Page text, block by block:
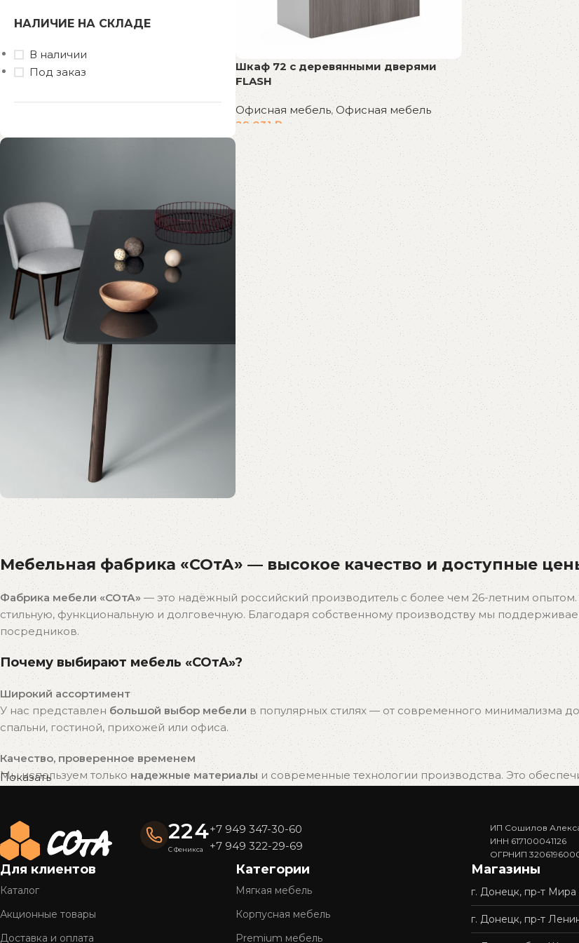
НАЛИЧИЕ НА СКЛАДЕ
В наличии
Под заказ
Распродажа
бестселлеров
Скидки на популярные модели!
К покупкам
Шкаф 72 с деревянными дверями
FLASH
Офисная мебель,Офисная мебель
29 031 ₽
В корзину
Мебельная фабрика «СОтА» — высокое качество и доступные
Фабрика мебели «СОтА»— это надёжный российский производитель с более чем 26-летним
стильную, функциональную и долговечную. Благодаря собственному производству мы
посредников.
Почему выбирают мебель «СОтА»?
Широкий ассортимент
У нас представлен большой выбор мебелив популярных стилях — от современного минимализма
спальни, гостиной, прихожей или офиса.
Качество, проверенное временем
Мы используем тольконадежные материалыи современные технологии производства. Это
Готовые решения — быстро и удобно
Вся мебель «СОтА» уже в наличии и готова к отправке. Вам не придётся ждать изготовления —
доставку.
Полное обслуживание
: консультацию, доставку и профессиональную сборку
Более 26 лет на рынке
Показать
224
С Феникса
+7 949 347-30-60
+7 949 322-29-69
ИП Сошилов
ИНН 617100041126
ОГРНИП
Для клиентов
Каталог
Акционные товары
Доставка и оплата
Категории
Мягкая мебель
Корпусная мебель
Premium мебель
Магазины
г. Донецк, пр-т Мира
г. Донецк, пр-т